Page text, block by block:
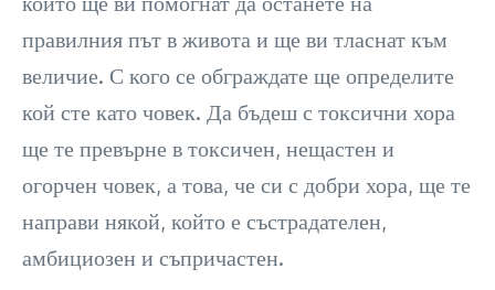
правилния път в живота и ще ви тласнат към
величие. С кого се обграждате ще определите
кой сте като човек. Да бъдеш с токсични хора
ще те превърне в токсичен, нещастен и
огорчен човек, а това, че си с добри хора, ще те
направи някой, който е състрадателен,
амбициозен и съпричастен.